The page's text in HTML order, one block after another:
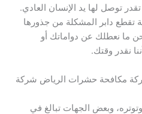
توصل لها يد الإنسان العادي.
تقطع دابر المشكلة من جذورها
ومضمون 100%. نحن ما نعطلك عن دواماتك أو
نقدر وقتك.
مكافحة حشرات الرياض شركة
وبعض الجهات تبالغ في